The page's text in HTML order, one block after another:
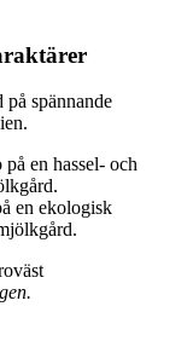
spännande
en hassel- och
en ekologisk